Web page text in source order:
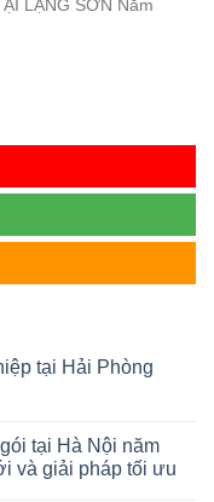
LẠNG SƠN Năm
tại Hải Phòng
tại Hà Nội năm
và giải pháp tối ưu